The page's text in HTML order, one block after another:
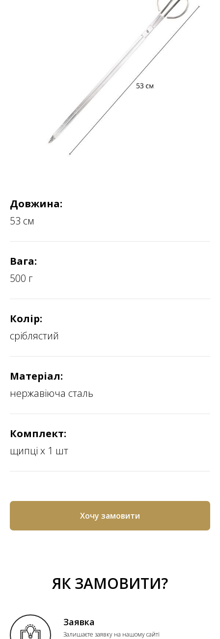
Довжина:
53 см
Вага:
500 г
Колір:
сріблястий
Матеріал:
нержавіюча сталь
Комплект:
щипці х 1 шт
Хочу замовити
ЯК ЗАМОВИТИ?
Заявка
Залишаєте заявку на нашому сайті